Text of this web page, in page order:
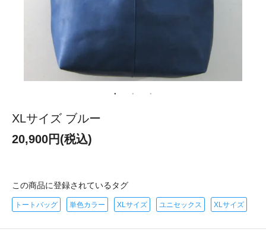
XLサイズ ブルー
20,900円(税込)
この商品に登録されているタグ
トートバッグ 単色カラー XLサイズ ユニセックス XLサイズ